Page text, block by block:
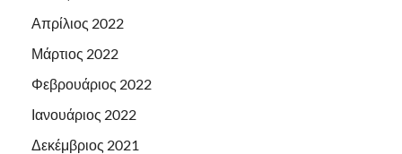
Απρίλιος 2022
Μάρτιος 2022
Φεβρουάριος 2022
Ιανουάριος 2022
Δεκέμβριος 2021